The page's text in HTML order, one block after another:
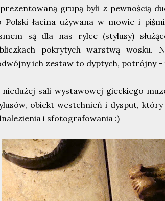
grupą byli z pewnością
Polski łacina używana w mowie i
są dla nas rylce (stylusy)
pokrytych warstwą wosku.
ich zestaw to dyptych, potrójny
niedużej sali wystawowej gieckiego
obiekt westchnień i dysput,
i sfotografowania :)